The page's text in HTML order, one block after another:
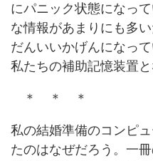
にパニック状態になっ
な情報があまりにも多
だんいいかげんになっ
私たちの補助記憶装置と
＊ ＊ ＊
私の結婚準備のコンピ
たのはなぜだろう。一